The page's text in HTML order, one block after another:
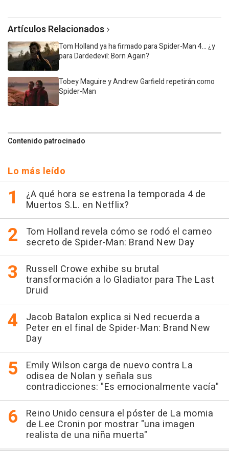
Artículos Relacionados
Tom Holland ya ha firmado para Spider-Man 4... ¿y
para Dardedevil: Born Again?
Tobey Maguire y Andrew Garfield repetirán como
Spider-Man
Contenido patrocinado
Lo más leído
¿A qué hora se estrena la temporada 4 de
Muertos S.L. en Netflix?
Tom Holland revela cómo se rodó el cameo
secreto de Spider-Man: Brand New Day
Russell Crowe exhibe su brutal
transformación a lo Gladiator para The Last
Druid
Jacob Batalon explica si Ned recuerda a
Peter en el final de Spider-Man: Brand New
Day
Emily Wilson carga de nuevo contra La
odisea de Nolan y señala sus
contradicciones: "Es emocionalmente vacía"
Reino Unido censura el póster de La momia
de Lee Cronin por mostrar "una imagen
realista de una niña muerta"